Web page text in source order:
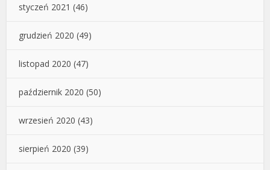
styczeń 2021 (46)
grudzień 2020 (49)
listopad 2020 (47)
październik 2020 (50)
wrzesień 2020 (43)
sierpień 2020 (39)